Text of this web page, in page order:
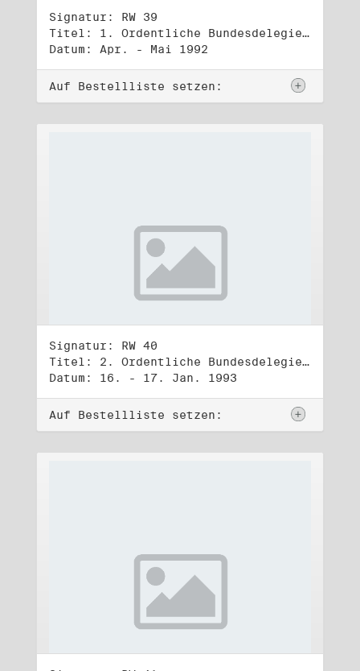
Signatur: RW 39
Titel: 1. Ordentliche Bundesdelegiertenversammlung (1.-3.5.1992)
Datum: Apr. - Mai 1992
Auf Bestellliste setzen:
Signatur: RW 40
Titel: 2. Ordentliche Bundesdelegiertenversammlung (16.-17.1.1993)
Datum: 16. - 17. Jan. 1993
Auf Bestellliste setzen: